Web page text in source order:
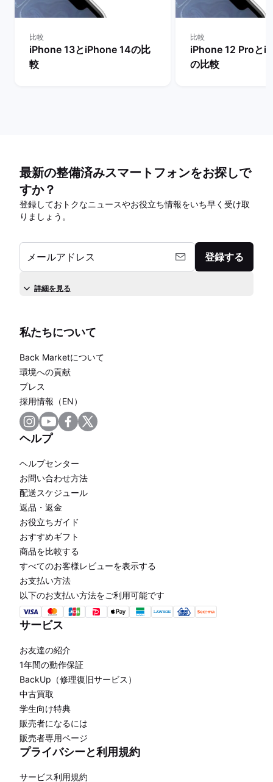
比較
iPhone 13とiPhone 14の比
較
比較
iPhone 12 Proと
の比較
最新の整備済みスマートフォンをお探しで
すか？
登録しておトクなニュースやお役立ち情報をいち早く受け取
りましょう。
メールアドレス 登録する
詳細を見る
私たちについて
Back Marketについて
環境への貢献
プレス
採用情報（EN）
ヘルプ
ヘルプセンター
お問い合わせ方法
配送スケジュール
返品・返金
お役立ちガイド
おすすめギフト
商品を比較する
すべてのお客様レビューを表示する
お支払い方法
以下のお支払い方法をご利用可能です
サービス
お友達の紹介
1年間の動作保証
BackUp（修理復旧サービス）
中古買取
学生向け特典
販売者になるには
販売者専用ページ
プライバシーと利用規約
サービス利用規約